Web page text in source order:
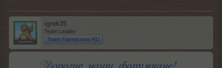
igrek35
Team Leader
Team Farmerama RU